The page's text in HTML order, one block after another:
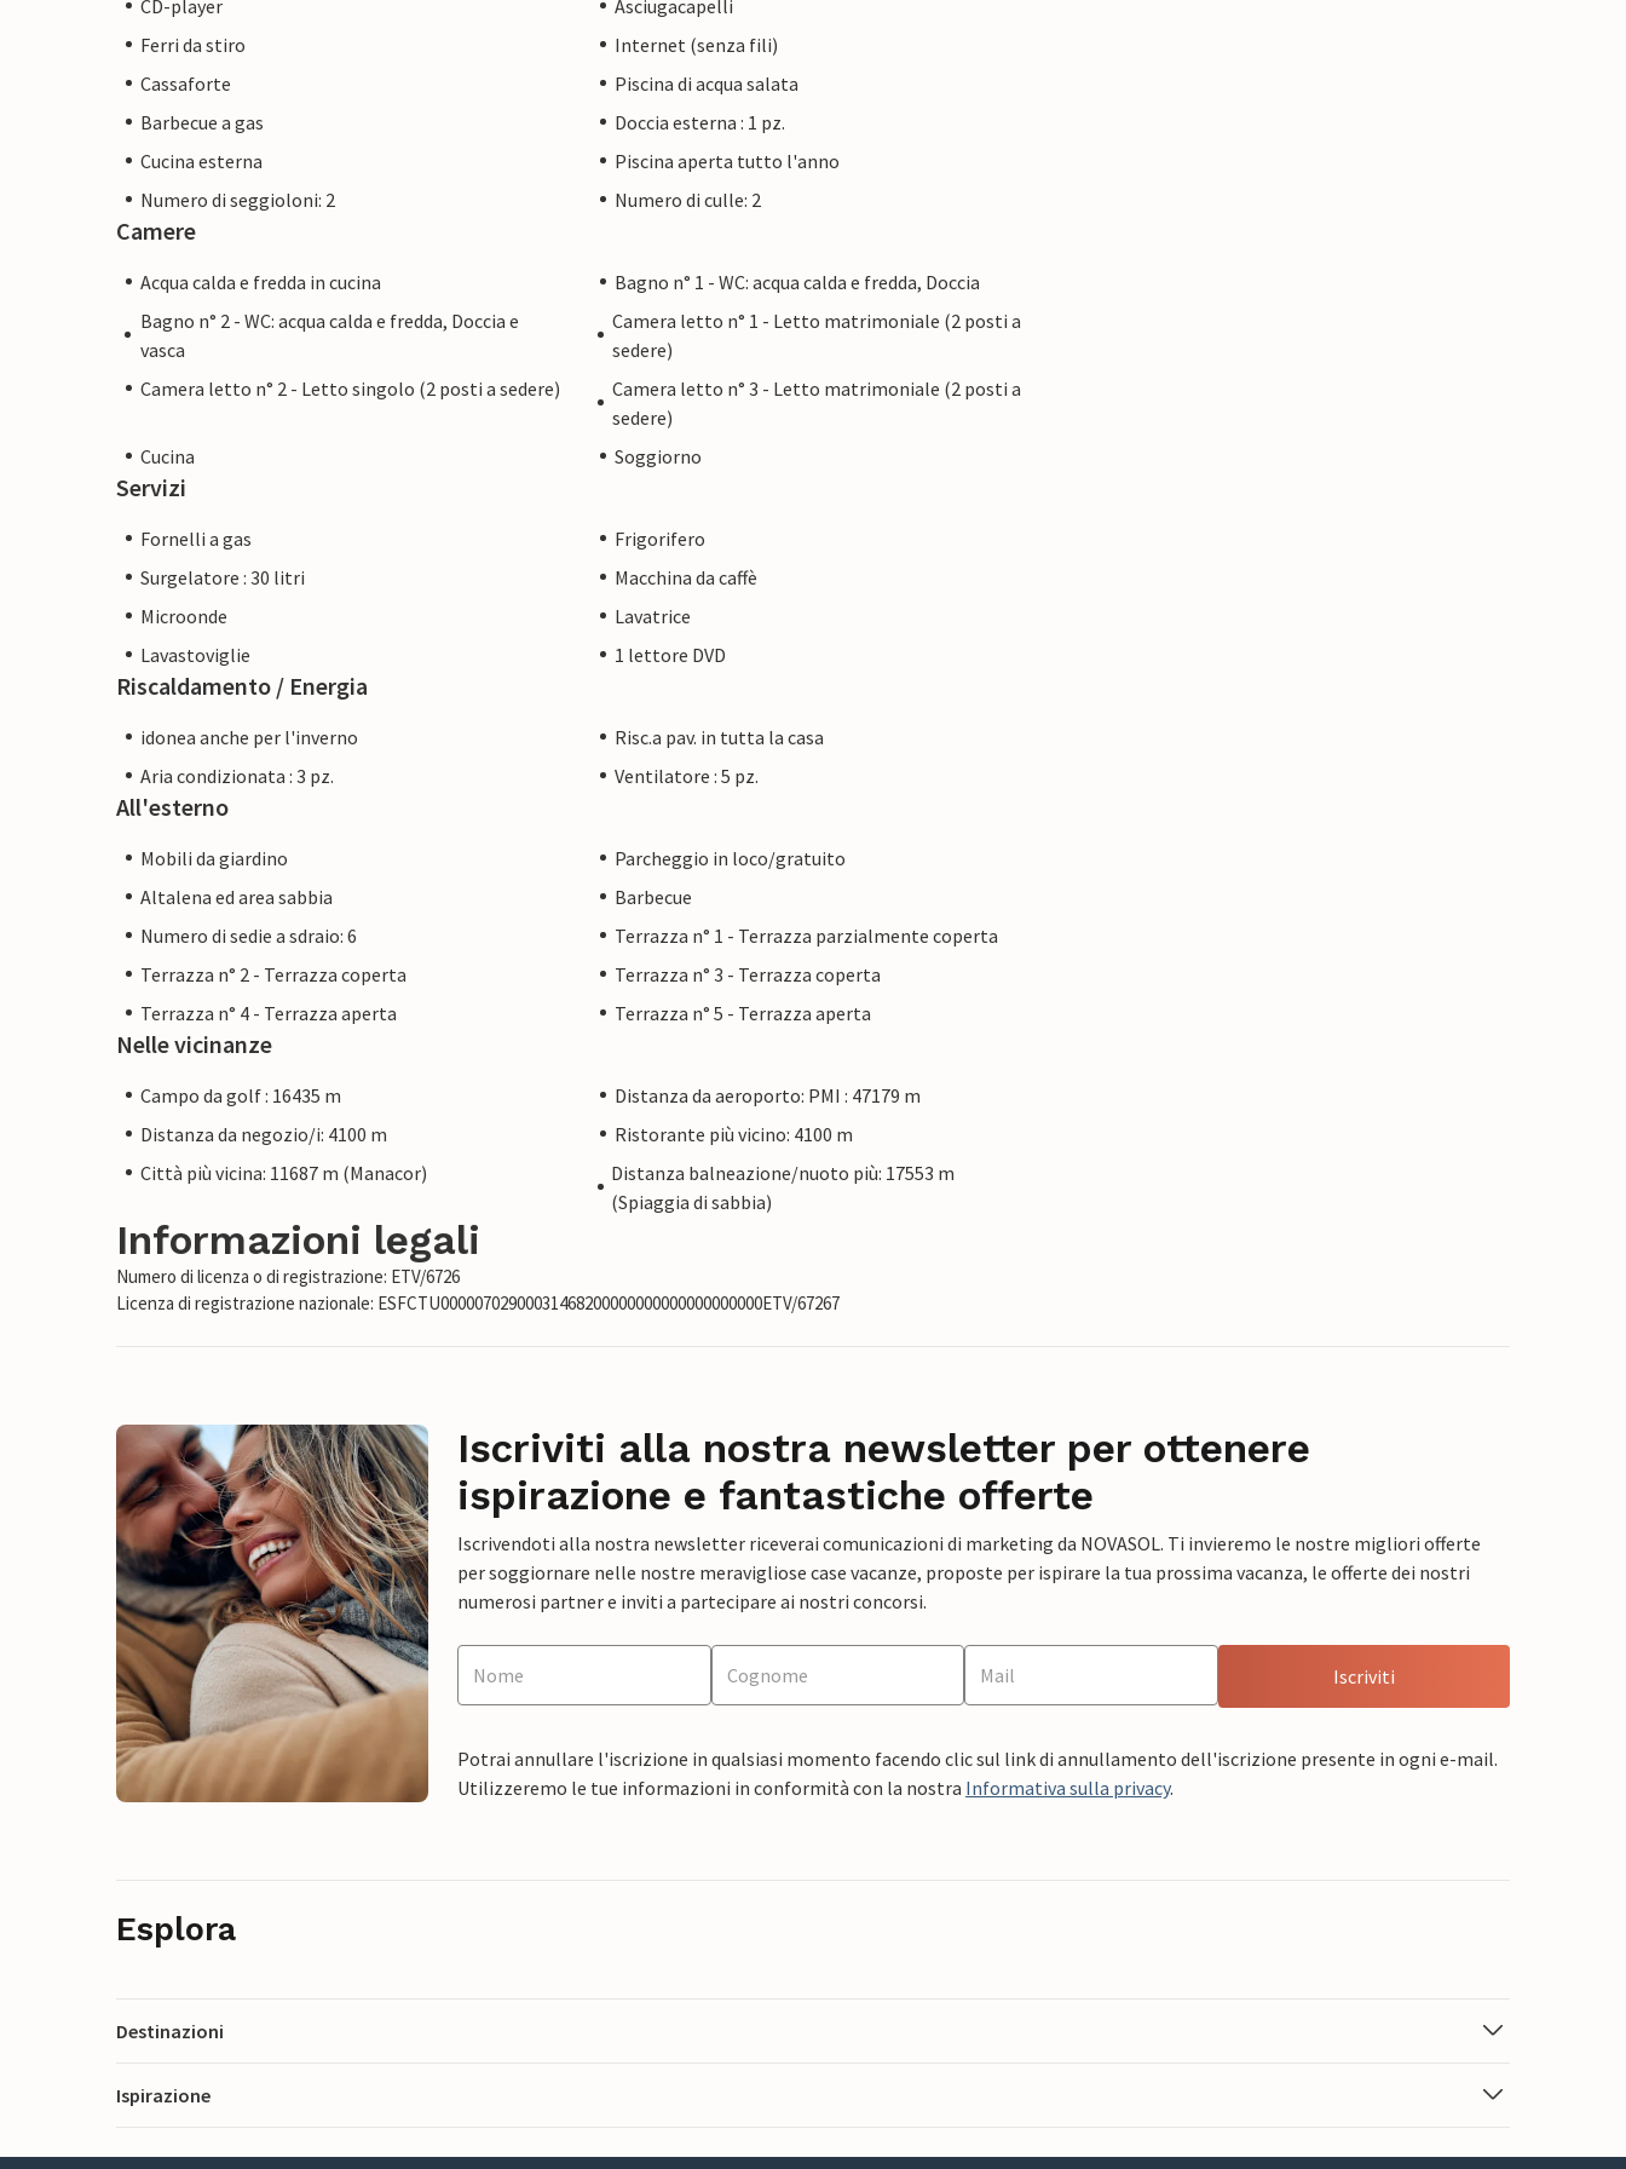
La protezione del clima è una priorità assoluta. L'intera finca è completamente
autosufficiente dal punto di vista energetico grazie al proprio impianto fotovoltaico con
un grande accumulatore di elettricità e non è quindi influenzata dalle fluttuazioni
elettriche locali. Un generatore separato si accende automaticamente per fornire
Un'ampia gamma di strutture per lo shopping è raggiungibile in soli 15 minuti a Manacor
con i suoi grandi supermercati e piccoli negozi o in 12 minuti nella graziosa Vilafranca per
il mercato settimanale. Via Felanitx si può raggiungere rapidamente la costa, dove le
Calas de Mallorca da sogno offrono luoghi unici con grandi spiagge sabbiose.
Noi di Fincallorca vi auguriamo una vacanza rilassante alla Finca Franka.
Nota bene: questa struttura è gestita da un proprietario privato, non da una società o da
un commerciante. Ciò significa che il diritto dei consumatori dell'UE non è applicabile.
Tuttavia, potete essere certi che vi forniremo lo stesso livello di servizio al cliente e che il
vostro soggiorno non sarà diverso da quello di un alloggio prenotato da un proprietario
professionista.
CD-player
Asciugacapelli
Ferri da stiro
Internet (senza fili)
Cassaforte
Piscina di acqua salata
Barbecue a gas
Doccia esterna : 1 pz.
Cucina esterna
Piscina aperta tutto l'anno
Numero di seggioloni: 2
Numero di culle: 2
Camere
Acqua calda e fredda in cucina
Bagno n° 1 - WC: acqua calda e fredda, Doccia
Bagno n° 2 - WC: acqua calda e fredda, Doccia e
vasca
Camera letto n° 1 - Letto matrimoniale (2 posti a
sedere)
Camera letto n° 2 - Letto singolo (2 posti a sedere)
Camera letto n° 3 - Letto matrimoniale (2 posti a
sedere)
Cucina
Soggiorno
Servizi
Fornelli a gas
Frigorifero
Surgelatore : 30 litri
Macchina da caffè
Microonde
Lavatrice
Lavastoviglie
1 lettore DVD
Riscaldamento / Energia
idonea anche per l'inverno
Risc.a pav. in tutta la casa
Aria condizionata : 3 pz.
Ventilatore : 5 pz.
All'esterno
Mobili da giardino
Parcheggio in loco/gratuito
Altalena ed area sabbia
Barbecue
Numero di sedie a sdraio: 6
Terrazza n° 1 - Terrazza parzialmente coperta
Terrazza n° 2 - Terrazza coperta
Terrazza n° 3 - Terrazza coperta
Terrazza n° 4 - Terrazza aperta
Terrazza n° 5 - Terrazza aperta
Nelle vicinanze
Campo da golf : 16435 m
Distanza da aeroporto: PMI : 47179 m
Distanza da negozio/i: 4100 m
Ristorante più vicino: 4100 m
Città più vicina: 11687 m (Manacor)
Distanza balneazione/nuoto più: 17553 m
(Spiaggia di sabbia)
Informazioni legali
Numero di licenza o di registrazione: ETV/6726
Licenza di registrazione nazionale: ESFCTU00000702900031468200000000000000000000ETV/67267
Iscriviti alla nostra newsletter per ottenere
ispirazione e fantastiche offerte
Iscrivendoti alla nostra newsletter riceverai comunicazioni di marketing da NOVASOL. Ti invieremo le nostre migliori offerte
per soggiornare nelle nostre meravigliose case vacanze, proposte per ispirare la tua prossima vacanza, le offerte dei nostri
numerosi partner e inviti a partecipare ai nostri concorsi.
Iscriviti
Potrai annullare l'iscrizione in qualsiasi momento facendo clic sul link di annullamento dell'iscrizione presente in ogni e-mail.
Utilizzeremo le tue informazioni in conformità con la nostra Informativa sulla privacy.
Esplora
Destinazioni
Ispirazione